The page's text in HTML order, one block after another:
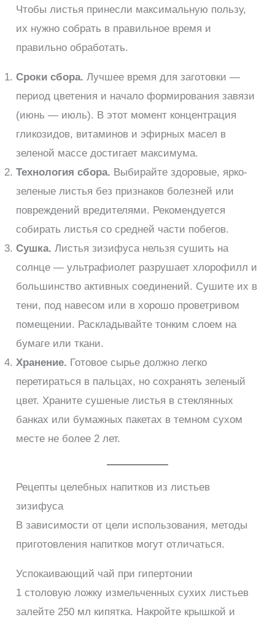
Чтобы листья принесли максимальную пользу,
их нужно собрать в правильное время и
правильно обработать.
Сроки сбора. Лучшее время для заготовки —
период цветения и начало формирования завязи
(июнь — июль). В этот момент концентрация
гликозидов, витаминов и эфирных масел в
зеленой массе достигает максимума.
Технология сбора. Выбирайте здоровые, ярко-
зеленые листья без признаков болезней или
повреждений вредителями. Рекомендуется
собирать листья со средней части побегов.
Сушка. Листья зизифуса нельзя сушить на
солнце — ультрафиолет разрушает хлорофилл и
большинство активных соединений. Сушите их в
тени, под навесом или в хорошо проветривом
помещении. Раскладывайте тонким слоем на
бумаге или ткани.
Хранение. Готовое сырье должно легко
перетираться в пальцах, но сохранять зеленый
цвет. Храните сушеные листья в стеклянных
банках или бумажных пакетах в темном сухом
месте не более 2 лет.
Рецепты целебных напитков из листьев
зизифуса
В зависимости от цели использования, методы
приготовления напитков могут отличаться.
Успокаивающий чай при гипертонии
1 столовую ложку измельченных сухих листьев
залейте 250 мл кипятка. Накройте крышкой и